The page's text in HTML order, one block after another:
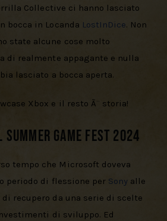
Collective ci hanno lasciato
bocca in Locanda LostInDice. Non
state alcune cose molto
di realmente appagante e nulla
lasciato a bocca aperta.
Xbox e il resto Ã¨ storia!
Game Fest 2024
tempo che Microsoft doveva
periodo di flessione per Sony alle
di recupero da una serie di scelte
di sviluppo. Ed